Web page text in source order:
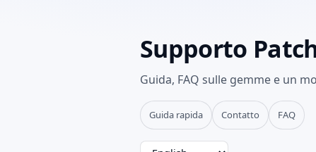
Supporto
Guida, FAQ sulle gemme e un
Guida rapida Contatto FAQ